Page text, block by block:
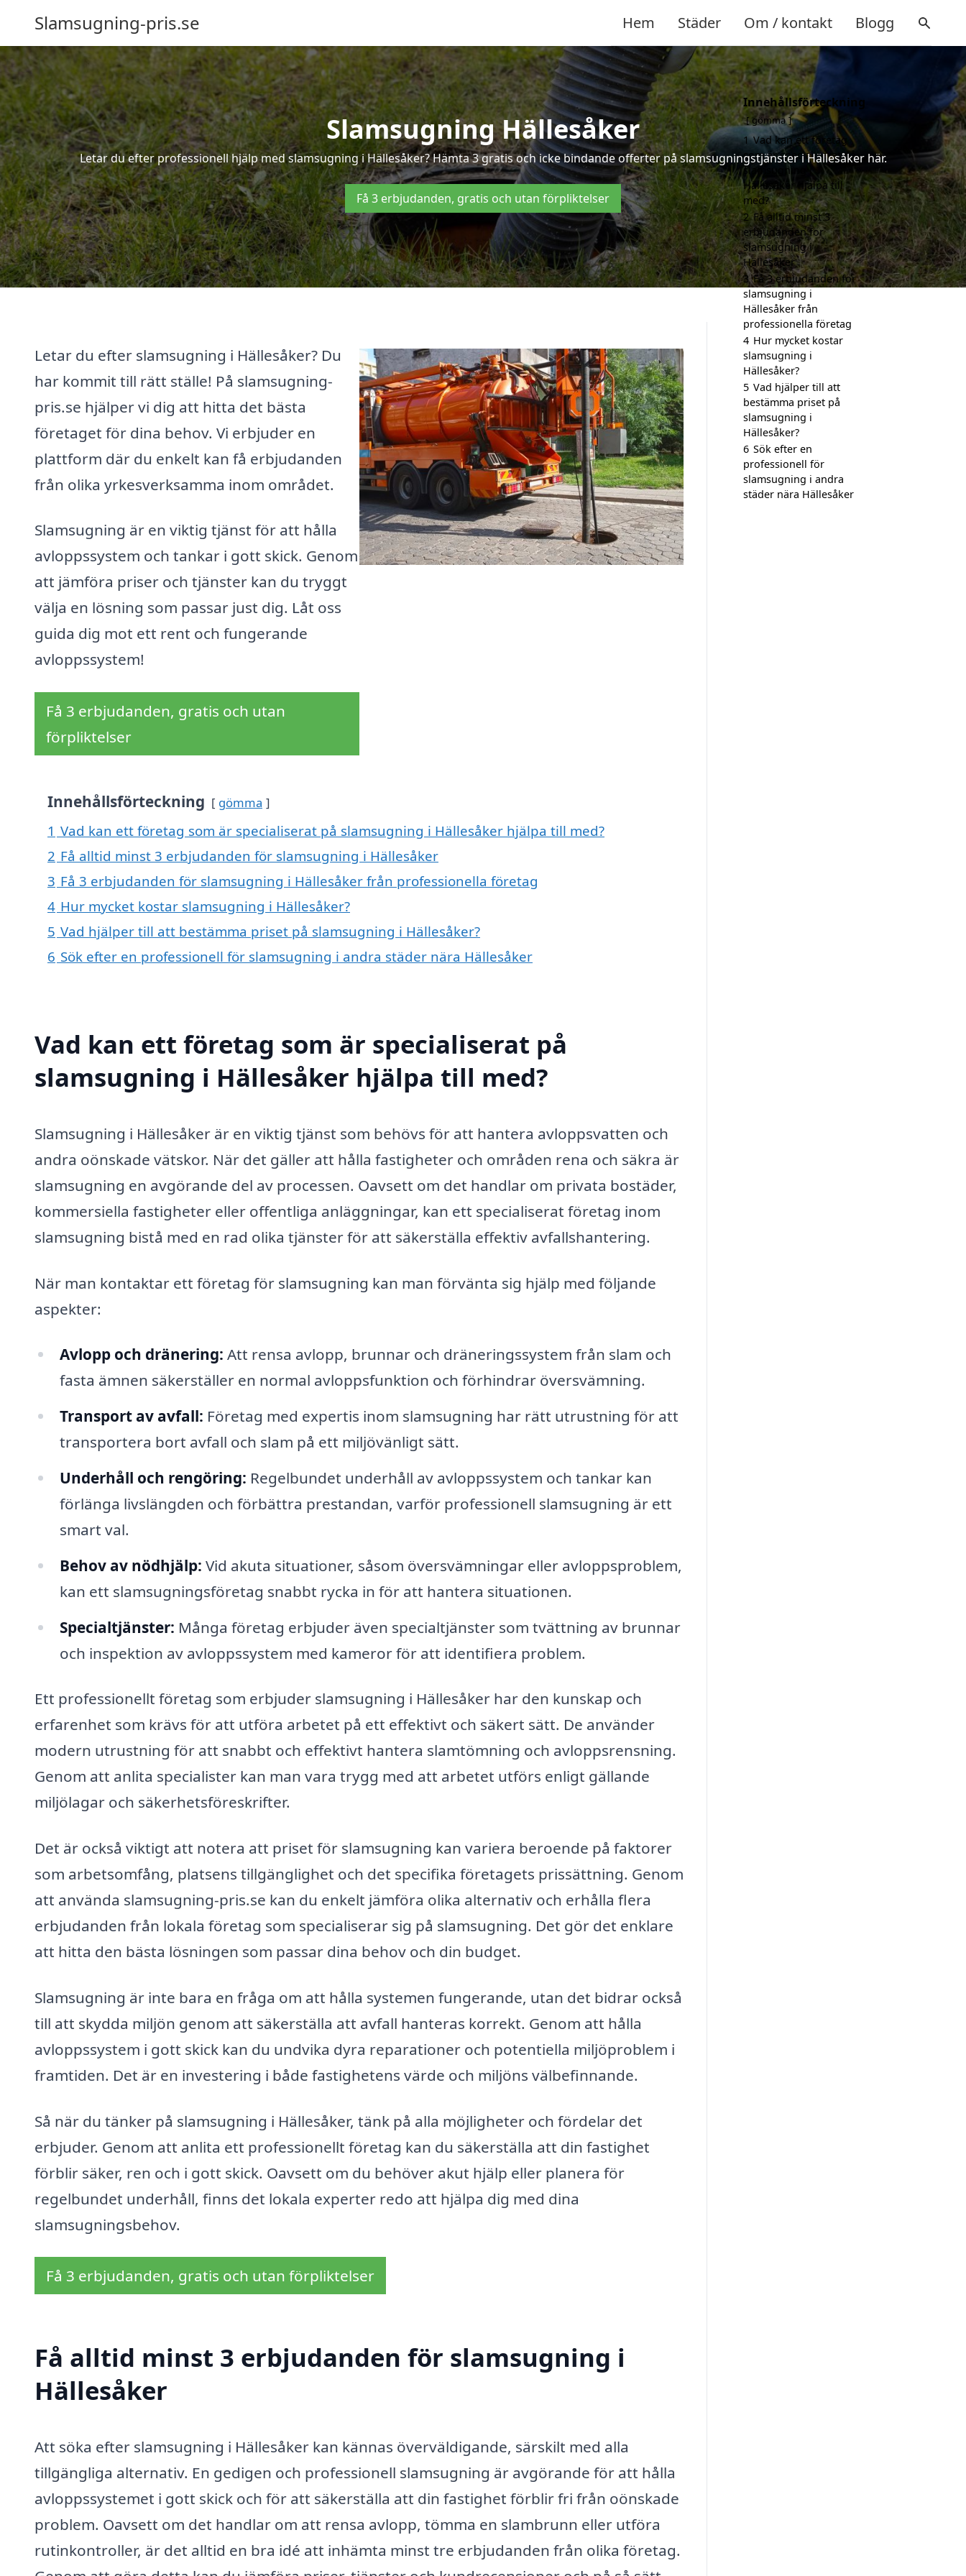
Slamsugning-pris.se Hem Städer Om / kontakt Blogg
Slamsugning Hällesåker
Letar du efter professionell hjälp med slamsugning i Hällesåker? Hämta 3 gratis och icke bindande offerter på slamsugningstjänster i Hällesåker här.
Få 3 erbjudanden, gratis och utan förpliktelser
Letar du efter slamsugning i Hällesåker? Du
har kommit till rätt ställe! På slamsugning-
pris.se hjälper vi dig att hitta det bästa
företaget för dina behov. Vi erbjuder en
plattform där du enkelt kan få erbjudanden
från olika yrkesverksamma inom området.
Slamsugning är en viktig tjänst för att hålla
avloppssystem och tankar i gott skick. Genom
att jämföra priser och tjänster kan du tryggt
välja en lösning som passar just dig. Låt oss
guida dig mot ett rent och fungerande
avloppssystem!
Få 3 erbjudanden, gratis och utan
förpliktelser
Innehållsförteckning gömma
1 Vad kan ett företag som är specialiserat på slamsugning i Hällesåker hjälpa till med?
2 Få alltid minst 3 erbjudanden för slamsugning i Hällesåker
3 Få 3 erbjudanden för slamsugning i Hällesåker från professionella företag
4 Hur mycket kostar slamsugning i Hällesåker?
5 Vad hjälper till att bestämma priset på slamsugning i Hällesåker?
6 Sök efter en professionell för slamsugning i andra städer nära Hällesåker
Vad kan ett företag som är specialiserat på
slamsugning i Hällesåker hjälpa till med?
Slamsugning i Hällesåker är en viktig tjänst som behövs för att hantera avloppsvatten och
andra oönskade vätskor. När det gäller att hålla fastigheter och områden rena och säkra är
slamsugning en avgörande del av processen. Oavsett om det handlar om privata bostäder,
kommersiella fastigheter eller offentliga anläggningar, kan ett specialiserat företag inom
slamsugning bistå med en rad olika tjänster för att säkerställa effektiv avfallshantering.
När man kontaktar ett företag för slamsugning kan man förvänta sig hjälp med följande
aspekter:
Avlopp och dränering: Att rensa avlopp, brunnar och dräneringssystem från slam och
fasta ämnen säkerställer en normal avloppsfunktion och förhindrar översvämning.
Transport av avfall: Företag med expertis inom slamsugning har rätt utrustning för att
transportera bort avfall och slam på ett miljövänligt sätt.
Underhåll och rengöring: Regelbundet underhåll av avloppssystem och tankar kan
förlänga livslängden och förbättra prestandan, varför professionell slamsugning är ett
smart val.
Behov av nödhjälp: Vid akuta situationer, såsom översvämningar eller avloppsproblem,
kan ett slamsugningsföretag snabbt rycka in för att hantera situationen.
Specialtjänster: Många företag erbjuder även specialtjänster som tvättning av brunnar
och inspektion av avloppssystem med kameror för att identifiera problem.
Ett professionellt företag som erbjuder slamsugning i Hällesåker har den kunskap och
erfarenhet som krävs för att utföra arbetet på ett effektivt och säkert sätt. De använder
modern utrustning för att snabbt och effektivt hantera slamtömning och avloppsrensning.
Genom att anlita specialister kan man vara trygg med att arbetet utförs enligt gällande
miljölagar och säkerhetsföreskrifter.
Det är också viktigt att notera att priset för slamsugning kan variera beroende på faktorer
som arbetsomfång, platsens tillgänglighet och det specifika företagets prissättning. Genom
att använda slamsugning-pris.se kan du enkelt jämföra olika alternativ och erhålla flera
erbjudanden från lokala företag som specialiserar sig på slamsugning. Det gör det enklare
att hitta den bästa lösningen som passar dina behov och din budget.
Slamsugning är inte bara en fråga om att hålla systemen fungerande, utan det bidrar också
till att skydda miljön genom att säkerställa att avfall hanteras korrekt. Genom att hålla
avloppssystem i gott skick kan du undvika dyra reparationer och potentiella miljöproblem i
framtiden. Det är en investering i både fastighetens värde och miljöns välbefinnande.
Så när du tänker på slamsugning i Hällesåker, tänk på alla möjligheter och fördelar det
erbjuder. Genom att anlita ett professionellt företag kan du säkerställa att din fastighet
förblir säker, ren och i gott skick. Oavsett om du behöver akut hjälp eller planera för
regelbundet underhåll, finns det lokala experter redo att hjälpa dig med dina
slamsugningsbehov.
Få 3 erbjudanden, gratis och utan förpliktelser
Få alltid minst 3 erbjudanden för slamsugning i
Hällesåker
Att söka efter slamsugning i Hällesåker kan kännas överväldigande, särskilt med alla
tillgängliga alternativ. En gedigen och professionell slamsugning är avgörande för att hålla
avloppssystemet i gott skick och för att säkerställa att din fastighet förblir fri från oönskade
problem. Oavsett om det handlar om att rensa avlopp, tömma en slambrunn eller utföra
rutinkontroller, är det alltid en bra idé att inhämta minst tre erbjudanden från olika företag.
Innehållsförteckning
gömma
1 Vad kan ett företag
som är specialiserat på
slamsugning i
Hällesåker hjälpa till
med?
2 Få alltid minst 3
erbjudanden för
slamsugning i
Hällesåker
3 Få 3 erbjudanden för
slamsugning i
Hällesåker från
professionella företag
4 Hur mycket kostar
slamsugning i
Hällesåker?
5 Vad hjälper till att
bestämma priset på
slamsugning i
Hällesåker?
6 Sök efter en
professionell för
slamsugning i andra
städer nära Hällesåker